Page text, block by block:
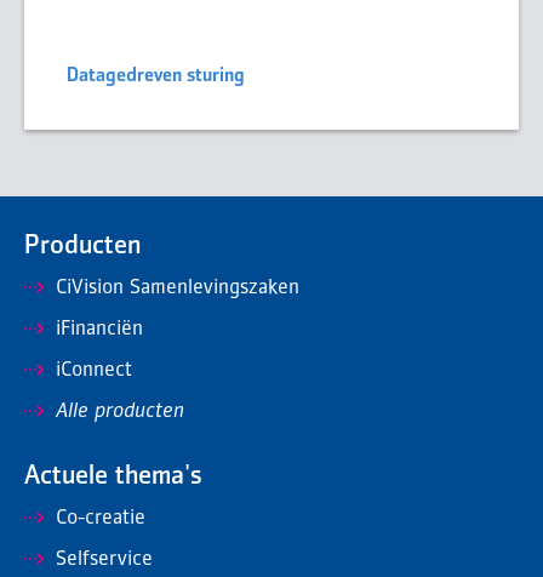
Datagedreven sturing
Producten
CiVision Samenlevingszaken
iFinanciën
iConnect
Alle producten
Actuele thema's
Co-creatie
Selfservice